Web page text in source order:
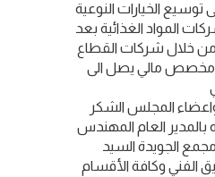
توسيع الخيارات النوعية
المواد الغذائية بعد
من خلال شركات القطاع
مخصص مالي يصل الى
المجلس الشكر
بالمدير العام المهندس
الجويدة السيد
الفني وكافة الأقسام